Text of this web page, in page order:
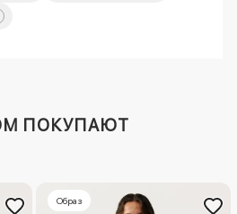
ПОКУПАЮТ
Образ